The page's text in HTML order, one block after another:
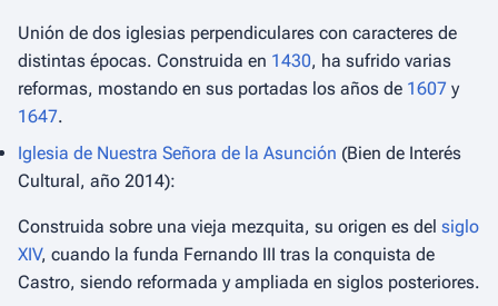
Unión de dos iglesias perpendiculares con caracteres de
distintas épocas. Construida en 1430, ha sufrido varias
reformas, mostando en sus portadas los años de 1607 y
1647.
Iglesia de Nuestra Señora de la Asunción (Bien de Interés
Cultural, año 2014):
Construida sobre una vieja mezquita, su origen es del siglo
XIV, cuando la funda Fernando III tras la conquista de
Castro, siendo reformada y ampliada en siglos posteriores.